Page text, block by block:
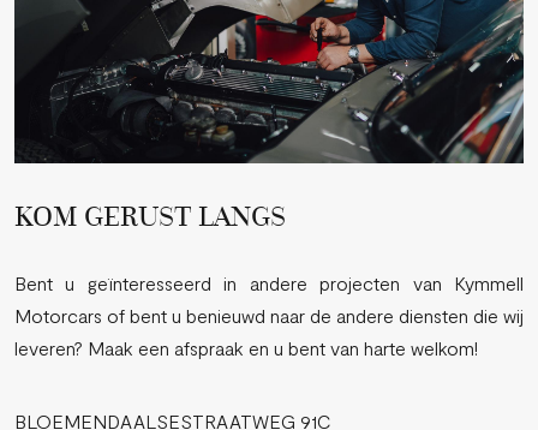
KOM GERUST LANGS
Bent u geïnteresseerd in andere projecten van Kymmell
Motorcars of bent u benieuwd naar de andere diensten die wij
leveren? Maak een afspraak en u bent van harte welkom!
BLOEMENDAALSESTRAATWEG 91C